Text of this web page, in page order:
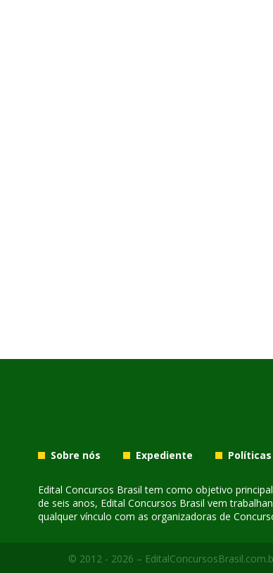
Sobre nós Expediente
Edital Concursos Brasil tem como objetivo
de seis anos, Edital Concursos Brasil vem
qualquer vínculo com as organizadoras de
© 2012 - 2026 –